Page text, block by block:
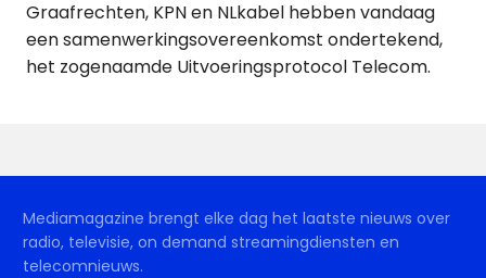
Graafrechten, KPN en NLkabel hebben vandaag
een samenwerkingsovereenkomst ondertekend,
het zogenaamde Uitvoeringsprotocol Telecom.
Mediamagazine brengt elke dag het laatste nieuws over
radio, televisie, on demand streamingdiensten en
telecomnieuws.